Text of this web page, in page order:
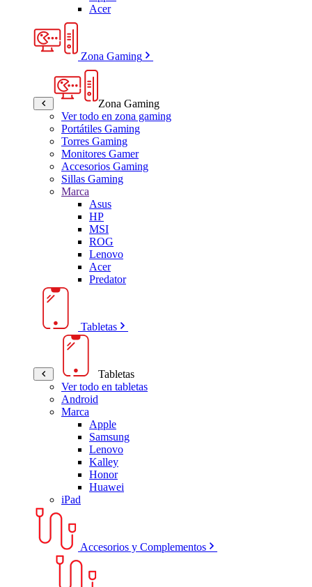
Acer
Zona Gaming
Zona Gaming
Ver todo en zona gaming
Portátiles Gaming
Torres Gaming
Monitores Gamer
Accesorios Gaming
Sillas Gaming
Marca
Asus
HP
MSI
ROG
Lenovo
Acer
Predator
Tabletas
Tabletas
Ver todo en tabletas
Android
Marca
Apple
Samsung
Lenovo
Kalley
Honor
Huawei
iPad
Accesorios y Complementos